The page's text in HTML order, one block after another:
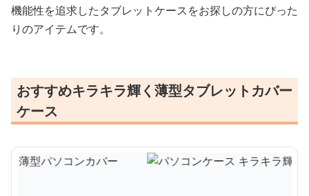
機能性を追求したタブレットケースをお探しの方にぴった
りのアイテムです。
おすすめキラキラ輝く薄型タブレットカバー
ケース